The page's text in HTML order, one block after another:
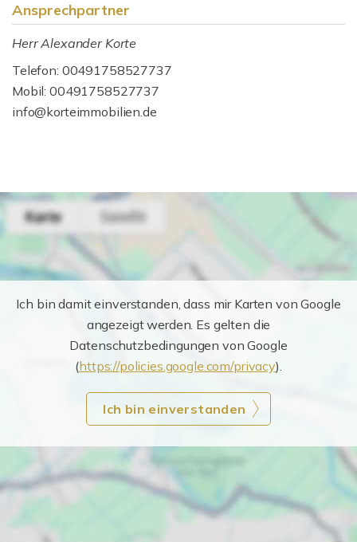
Ansprechpartner
Herr Alexander Korte
Telefon: 00491758527737
Mobil: 00491758527737
info@korteimmobilien.de
Ich bin damit einverstanden, dass mir Karten von Google
angezeigt werden. Es gelten die
Datenschutzbedingungen von Google
(https://policies.google.com/privacy).
Ich bin einverstanden